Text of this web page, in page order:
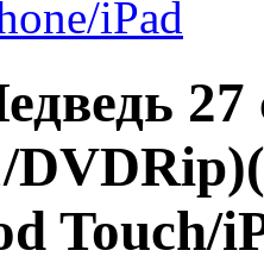
iPad
27
Touch/